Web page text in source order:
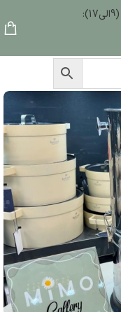
پشتیبانی میمو فقط در پیامرسان بله (9الی17):